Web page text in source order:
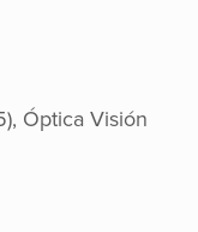
Óptica Visión